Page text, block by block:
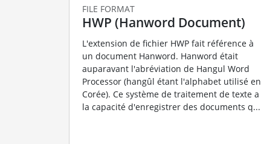
FILE FORMAT
HWP (Hanword Document)
L'extension de fichier HWP fait référence à
un document Hanword. Hanword était
auparavant l'abréviation de Hangul Word
Processor (hangûl étant l'alphabet utilisé en
Corée). Ce système de traitement de texte a
la capacité d'enregistrer des documents q...